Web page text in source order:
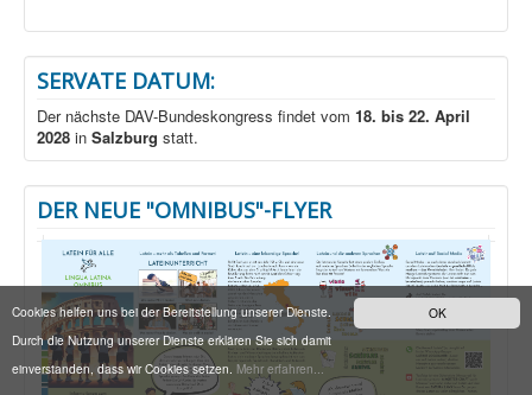
OK
Cookies helfen uns bei der Bereitstellung unserer Dienste.
Durch die Nutzung unserer Dienste erklären Sie sich damit
einverstanden, dass wir Cookies setzen. Mehr erfahren...
SERVATE DATUM:
Der nächste DAV-Bundeskongress findet vom 18. bis 22. April
2028 in Salzburg statt.
DER NEUE "OMNIBUS"-FLYER